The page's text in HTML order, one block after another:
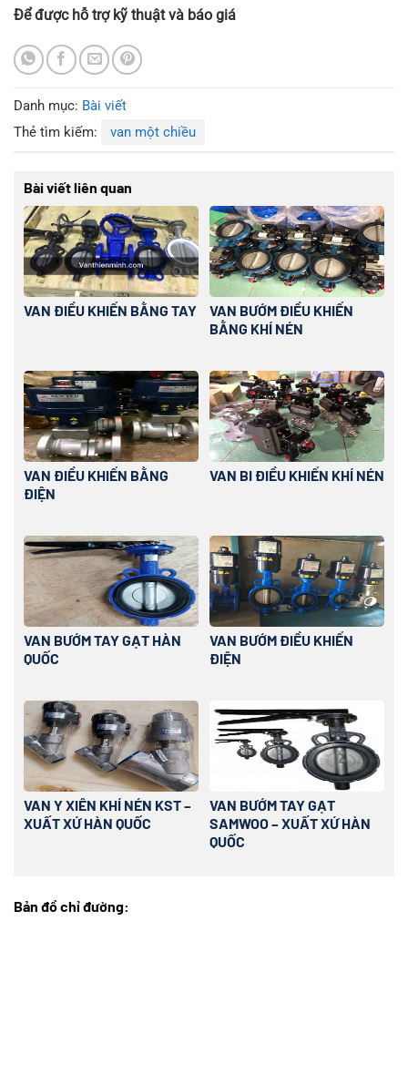
Để được hỗ trợ kỹ thuật và báo giá
Danh mục: Bài viết
Thẻ tìm kiếm:
van một chiều
Bài viết liên quan
VAN ĐIỀU KHIỂN BẰNG TAY
VAN BƯỚM ĐIỀU KHIỂN
BẰNG KHÍ NÉN
VAN ĐIỀU KHIỂN BẰNG
ĐIỆN
VAN BI ĐIỀU KHIỂN KHÍ NÉN
VAN BƯỚM TAY GẠT HÀN
QUỐC
VAN BƯỚM ĐIỀU KHIỂN
ĐIỆN
VAN Y XIÊN KHÍ NÉN KST –
XUẤT XỨ HÀN QUỐC
VAN BƯỚM TAY GẠT
SAMWOO – XUẤT XỨ HÀN
QUỐC
Bản đồ chỉ đường: